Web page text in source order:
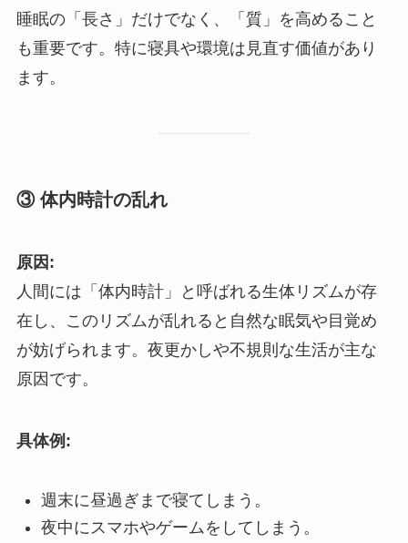
睡眠の「長さ」だけでなく、「質」を高めること
も重要です。特に寝具や環境は見直す価値があり
ます。
③ 体内時計の乱れ
原因:
人間には「体内時計」と呼ばれる生体リズムが存
在し、このリズムが乱れると自然な眠気や目覚め
が妨げられます。夜更かしや不規則な生活が主な
原因です。
具体例:
週末に昼過ぎまで寝てしまう。
夜中にスマホやゲームをしてしまう。